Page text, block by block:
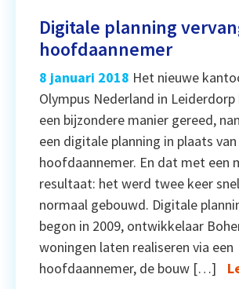
Digitale planning
hoofdaannemer
8 januari 2018 Het nieuwe
Olympus Nederland in
een bijzondere manier gereed,
een digitale planning in plaats van
hoofdaannemer. En dat met een
resultaat: het werd twee keer
normaal gebouwd. Digitale
begon in 2009, ontwikkelaar
woningen laten realiseren via een
hoofdaannemer, de bouw […]